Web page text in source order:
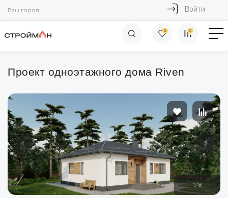
Ваш город: Войти
0 0
Проект одноэтажного дома Riven
1/8